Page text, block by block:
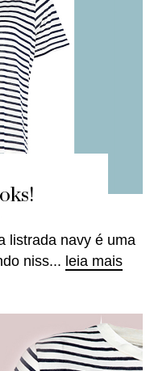
listrada navy é uma
niss... leia mais